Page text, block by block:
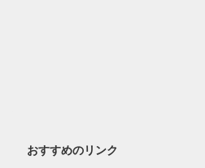
おすすめのリンク